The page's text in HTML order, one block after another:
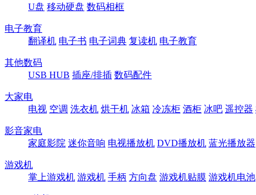
U盘 移动硬盘 数码相框
电子教育
翻译机 电子书 电子词典 复读机 电子教育
其他数码
USB HUB 插座/排插 数码配件
大家电
电视 空调 洗衣机 烘干机 冰箱 冷冻柜 酒柜 冰吧 遥控器
影音家电
家庭影院 迷你音响 电视播放机 DVD播放机 蓝光播放器
游戏机
掌上游戏机 游戏机 手柄 方向盘 游戏机贴膜 游戏机电池